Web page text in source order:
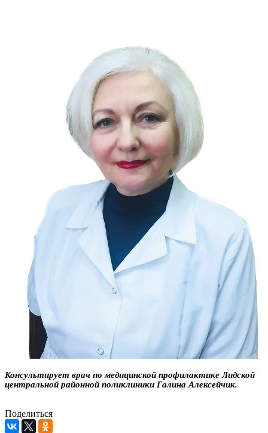
Консультирует врач по медицинской профилактике Лидской
центральной районной поликлиники Галина Алексейчик.
Поделиться